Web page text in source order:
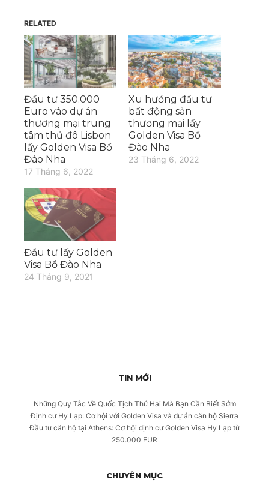
RELATED
Đầu tư 350.000
Euro vào dự án
thương mại trung
tâm thủ đô Lisbon
lấy Golden Visa Bồ
Đào Nha
17 Tháng 6, 2022
Xu hướng đầu tư
bất động sản
thương mại lấy
Golden Visa Bồ
Đào Nha
23 Tháng 6, 2022
Đầu tư lấy Golden
Visa Bồ Đào Nha
24 Tháng 9, 2021
TIN MỚI
Những Quy Tắc Về Quốc Tịch Thứ Hai Mà Bạn Cần Biết Sớm
Định cư Hy Lạp: Cơ hội với Golden Visa và dự án căn hộ Sierra
Đầu tư căn hộ tại Athens: Cơ hội định cư Golden Visa Hy Lạp từ
250.000 EUR
CHUYÊN MỤC